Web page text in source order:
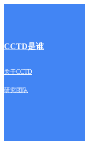
CCTD是谁
关于CCTD
研究团队